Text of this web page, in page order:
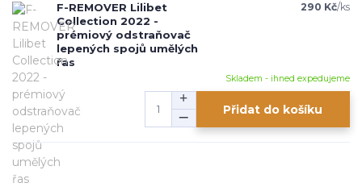
F-REMOVER Lilibet
Collection 2022 -
prémiový odstraňovač
lepených spojů umělých
řas
290 Kč/ks
Skladem - ihned expedujeme
Přidat do košíku